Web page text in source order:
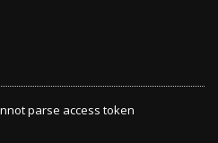
parse access token